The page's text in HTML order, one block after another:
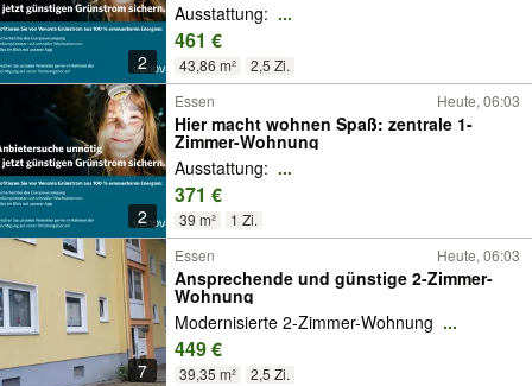
2
Ausstattung: ...
461 €
43,86 m² 2,5 Zi.
2
Essen Heute, 06:03
Hier macht wohnen Spaß: zentrale 1-
Zimmer-Wohnung
Ausstattung: ...
371 €
39 m² 1 Zi.
7
Essen Heute, 06:03
Ansprechende und günstige 2-Zimmer-
Wohnung
Modernisierte 2-Zimmer-Wohnung ...
449 €
39,35 m² 2,5 Zi.